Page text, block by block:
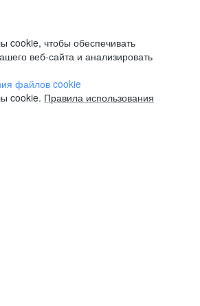
cookie, чтобы обеспечивать
веб-сайта и анализировать
файлов cookie
cookie. Правила использования